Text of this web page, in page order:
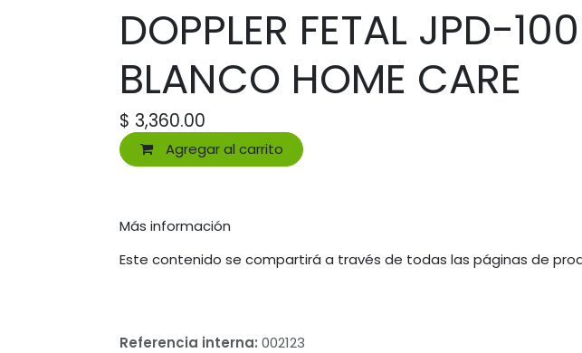
DOPPLER FETAL JPD-
BLANCO HOME CARE
$ 3,360.00
Agregar al carrito
Más información
Este contenido se compartirá a través de todas las páginas de
Referencia interna: 002123